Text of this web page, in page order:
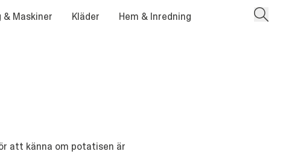
& Maskiner Kläder Hem & Inredning
att känna om potatisen är